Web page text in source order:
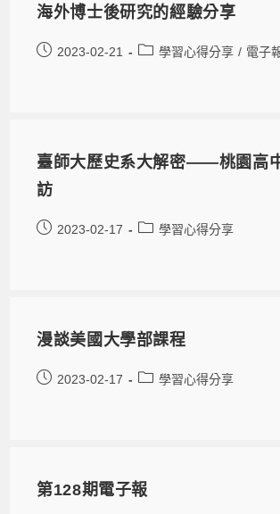
海外博士後研究的經驗分享
2023-02-21 學習心得分享 / 電子
臺師大歷史系大解密——桃園高
訪
2023-02-17 學習心得分享
漫談美國大學部課程
2023-02-17 學習心得分享
第128期電子報